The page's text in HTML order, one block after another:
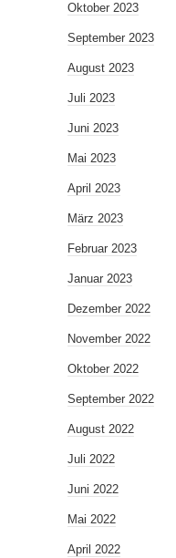
Oktober 2023
September 2023
August 2023
Juli 2023
Juni 2023
Mai 2023
April 2023
März 2023
Februar 2023
Januar 2023
Dezember 2022
November 2022
Oktober 2022
September 2022
August 2022
Juli 2022
Juni 2022
Mai 2022
April 2022